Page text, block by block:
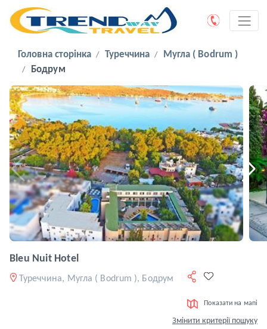
Головна сторінка Туреччина
Мугла ( Bodrum )
Бодрум
Bleu Nuit Hotel
Туреччина, Мугла ( Bodrum ), Бодрум
Показати на мапі
Змінити критерії пошуку